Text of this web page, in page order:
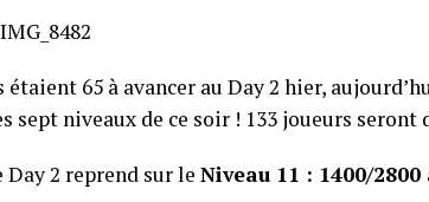
étaient 65 à avancer au Day 2 hier,
sept niveaux de ce soir ! 133 joueurs seront
Day 2 reprend sur le Niveau 11 : 1400/